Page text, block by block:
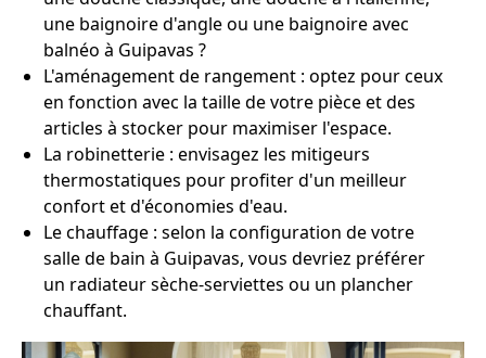
une baignoire d'angle ou une baignoire avec
balnéo à Guipavas ?
L'aménagement de rangement : optez pour ceux
en fonction avec la taille de votre pièce et des
articles à stocker pour maximiser l'espace.
La robinetterie : envisagez les mitigeurs
thermostatiques pour profiter d'un meilleur
confort et d'économies d'eau.
Le chauffage : selon la configuration de votre
salle de bain à Guipavas, vous devriez préférer
un radiateur sèche-serviettes ou un plancher
chauffant.